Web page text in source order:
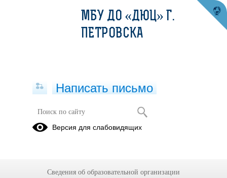
Фотоальбомы
МБУ ДО «ДЮЦ» Г.
ПЕТРОВСКА
Написать письмо
Версия для слабовидящих
Сведения об образовательной организации